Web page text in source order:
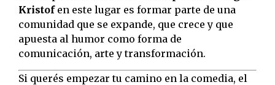
Kristofen este lugar es formar parte de una
comunidad que se expande, que crece y que
apuesta al humor como forma de
comunicación, arte y transformación.
Si querés empezar tu camino en la comedia, el